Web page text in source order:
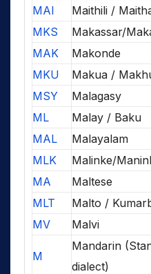
MAI
Maithili /
MKS
Makassar/
MAK
Makonde
MKU
Makua /
MSY
Malagasy
ML
Malay / Baku
MAL
Malayalam
MLK
Malinke/
MA
Maltese
MLT
Malto /
MV
Malvi
M
Mandarin
dialect)